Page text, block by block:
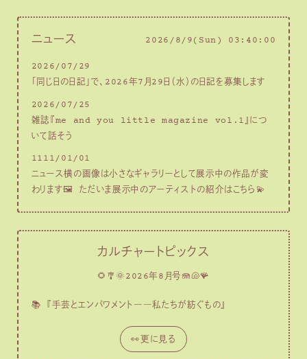
ニュース 2026/8/9(Sun) 03:40:02
2026/07/29
「同じ日の日記」で、2026年7月29日（水）の日記を募集します
2026/07/25
雑誌『me and you little magazine vol.1』につ
いて話そう
1111/01/01
ニュース横の画像は小さなギャラリーとして展示中の作品が変
わります🖼 ただいま展示中のアーティストの紹介はこちら💫
カルチャートピックス
🌻🎐🌞2026年8月号🪼🐚🪸
📚 『手芸とエンパワメント――私たちが紡ぐもの』
👀更に見る